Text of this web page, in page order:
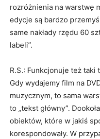
rozróżnienia na warstwę
edycje są bardzo
same nakłady rzędu 60
labeli”.
R.S.: Funkcjonuje też taki
Gdy wydajemy film na
muzycznym, to sama
to „tekst główny”.
obiektów, które w jakiś
korespondowały. W